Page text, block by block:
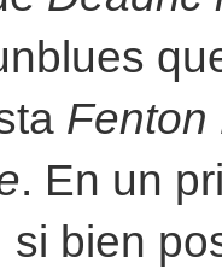
Fenton
. En un
si bien